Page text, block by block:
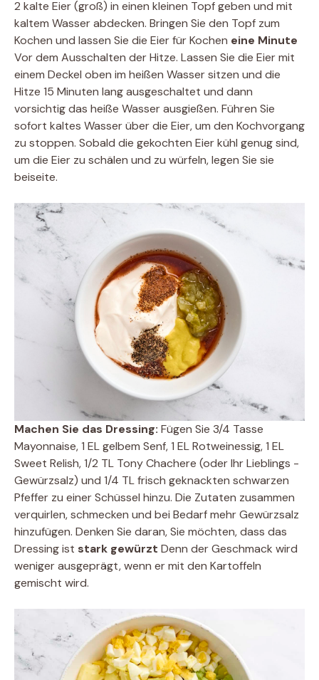
2 kalte Eier (groß) in einen kleinen Topf geben und mit
kaltem Wasser abdecken. Bringen Sie den Topf zum
Kochen und lassen Sie die Eier für Kochen eine Minute
Vor dem Ausschalten der Hitze. Lassen Sie die Eier mit
einem Deckel oben im heißen Wasser sitzen und die
Hitze 15 Minuten lang ausgeschaltet und dann
vorsichtig das heiße Wasser ausgießen. Führen Sie
sofort kaltes Wasser über die Eier, um den Kochvorgang
zu stoppen. Sobald die gekochten Eier kühl genug sind,
um die Eier zu schälen und zu würfeln, legen Sie sie
beiseite.
Machen Sie das Dressing: Fügen Sie 3/4 Tasse
Mayonnaise, 1 EL gelbem Senf, 1 EL Rotweinessig, 1 EL
Sweet Relish, 1/2 TL Tony Chachere (oder Ihr Lieblings -
Gewürzsalz) und 1/4 TL frisch geknackten schwarzen
Pfeffer zu einer Schüssel hinzu. Die Zutaten zusammen
verquirlen, schmecken und bei Bedarf mehr Gewürzsalz
hinzufügen. Denken Sie daran, Sie möchten, dass das
Dressing ist stark gewürzt Denn der Geschmack wird
weniger ausgeprägt, wenn er mit den Kartoffeln
gemischt wird.